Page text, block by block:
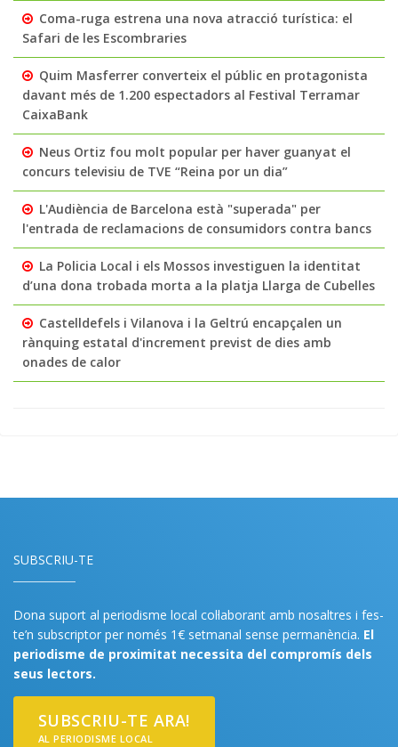
Coma-ruga estrena una nova atracció turística: el
Safari de les Escombraries
Quim Masferrer converteix el públic en protagonista
davant més de 1.200 espectadors al Festival Terramar
CaixaBank
Neus Ortiz fou molt popular per haver guanyat el
concurs televisiu de TVE “Reina por un dia”
L'Audiència de Barcelona està "superada" per
l'entrada de reclamacions de consumidors contra bancs
La Policia Local i els Mossos investiguen la identitat
d’una dona trobada morta a la platja Llarga de Cubelles
Castelldefels i Vilanova i la Geltrú encapçalen un
rànquing estatal d'increment previst de dies amb
onades de calor
SUBSCRIU-TE
Dona suport al periodisme local col·laborant amb nosaltres i fes-
te’n subscriptor per només 1€ setmanal sense permanència. El
periodisme de proximitat necessita del compromís dels
seus lectors.
SUBSCRIU-TE ARA!
AL PERIODISME LOCAL